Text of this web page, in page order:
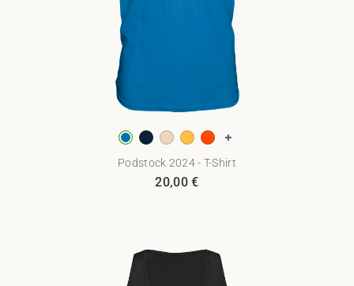
Podstock 2024 - T-Shirt
20,00€